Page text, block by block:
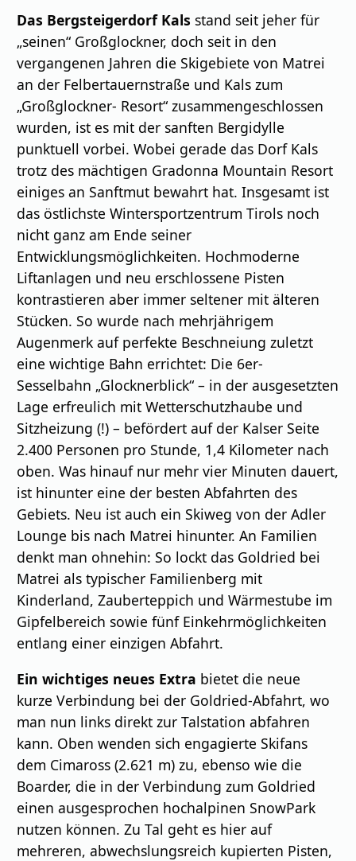
Das Bergsteigerdorf Kals stand seit jeher für
„seinen“ Großglockner, doch seit in den
vergangenen Jahren die Skigebiete von Matrei
an der Felbertauernstraße und Kals zum
„Großglockner- Resort“ zusammengeschlossen
wurden, ist es mit der sanften Bergidylle
punktuell vorbei. Wobei gerade das Dorf Kals
trotz des mächtigen Gradonna Mountain Resort
einiges an Sanftmut bewahrt hat. Insgesamt ist
das östlichste Wintersportzentrum Tirols noch
nicht ganz am Ende seiner
Entwicklungsmöglichkeiten. Hochmoderne
Liftanlagen und neu erschlossene Pisten
kontrastieren aber immer seltener mit älteren
Stücken. So wurde nach mehrjährigem
Augenmerk auf perfekte Beschneiung zuletzt
eine wichtige Bahn errichtet: Die 6er-
Sesselbahn „Glocknerblick“ – in der ausgesetzten
Lage erfreulich mit Wetterschutzhaube und
Sitzheizung (!) – befördert auf der Kalser Seite
2.400 Personen pro Stunde, 1,4 Kilometer nach
oben. Was hinauf nur mehr vier Minuten dauert,
ist hinunter eine der besten Abfahrten des
Gebiets. Neu ist auch ein Skiweg von der Adler
Lounge bis nach Matrei hinunter. An Familien
denkt man ohnehin: So lockt das Goldried bei
Matrei als typischer Familienberg mit
Kinderland, Zauberteppich und Wärmestube im
Gipfelbereich sowie fünf Einkehrmöglichkeiten
entlang einer einzigen Abfahrt.
Ein wichtiges neues Extra bietet die neue
kurze Verbindung bei der Goldried-Abfahrt, wo
man nun links direkt zur Talstation abfahren
kann. Oben wenden sich engagierte Skifans
dem Cimaross (2.621 m) zu, ebenso wie die
Boarder, die in der Verbindung zum Goldried
einen ausgesprochen hochalpinen SnowPark
nutzen können. Zu Tal geht es hier auf
mehreren, abwechslungsreich kupierten Pisten,